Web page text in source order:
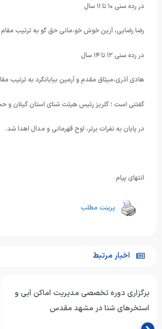
در رده سنی ۱۰ تا ۱۱ سال
رضا رضایی، آرین خوش خو،‌مانی حق گو به ترتیب
در رده سنی ۱۲ تا ۱۴ سال
هادی آذری،‌میثاق مقدم و آرمین بیابانگرد به ترتیب
گفتنی است ؛ گلریز رئیس هیئت شنای استان گیلان و
در پایان به نفرات برتر،‌ لوح قهرمانی و مدال اهدا شد.
انتهای پیام
پرینت مطلب
اخبار مرتبط
برگزاری دوره تخصصی مدیریت اماکن آبی و
استخرهای شنا در مشهد مقدس